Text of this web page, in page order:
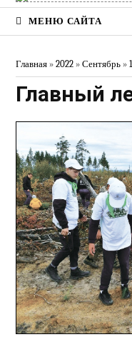
МЕНЮ САЙТА
Главная »2022 » Сентябрь »
Главный